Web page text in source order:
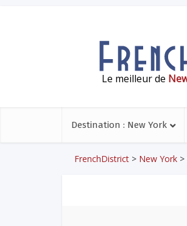
Le meilleur de
Destination : New York
FrenchDistrict > New York >